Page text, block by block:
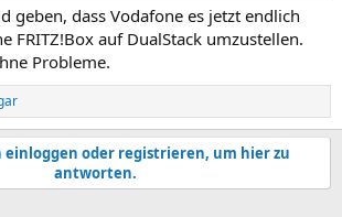
geben, dass Vodafone es jetzt endlich
FRITZ!Box auf DualStack umzustellen.
Probleme.
einloggen oder registrieren, um hier zu
antworten.